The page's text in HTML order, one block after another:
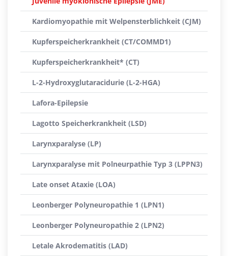
Kardiomyopathie mit Welpensterblichkeit (CJM)
Kupferspeicherkrankheit (CT/COMMD1)
Kupferspeicherkrankheit* (CT)
L-2-Hydroxyglutaracidurie (L-2-HGA)
Lafora-Epilepsie
Lagotto Speicherkrankheit (LSD)
Larynxparalyse (LP)
Larynxparalyse mit Polneurpathie Typ 3 (LPPN3)
Late onset Ataxie (LOA)
Leonberger Polyneuropathie 1 (LPN1)
Leonberger Polyneuropathie 2 (LPN2)
Letale Akrodematitis (LAD)